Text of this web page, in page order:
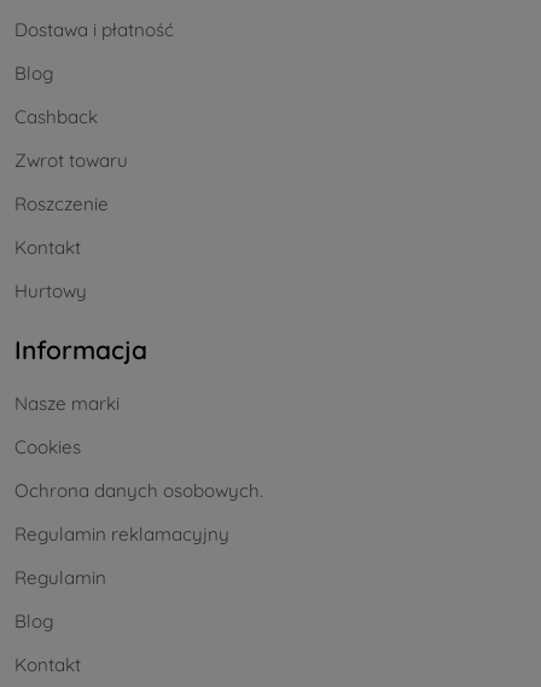
Dostawa i płatność
Blog
Cashback
Zwrot towaru
Roszczenie
Kontakt
Hurtowy
Informacja
Nasze marki
Cookies
Ochrona danych osobowych.
Regulamin reklamacyjny
Regulamin
Blog
Kontakt